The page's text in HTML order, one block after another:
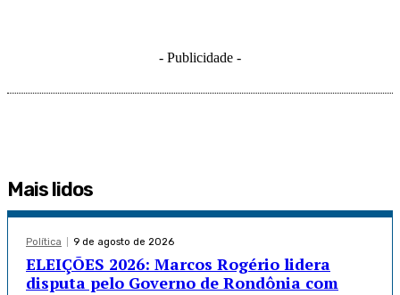
- Publicidade -
Mais lidos
Política 9 de agosto de 2026
ELEIÇÕES 2026: Marcos Rogério lidera
disputa pelo Governo de Rondônia com